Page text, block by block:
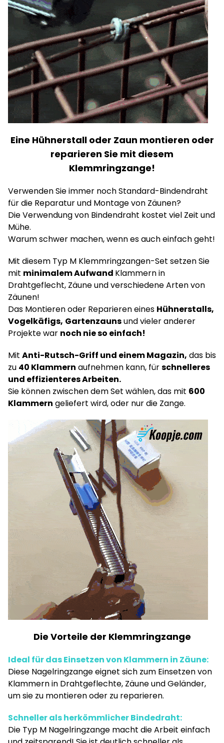
Eine Hühnerstall oder Zaun montieren oder
reparieren Sie mit diesem
Klemmringzange!
Verwenden Sie immer noch Standard-Bindendraht
für die Reparatur und Montage von Zäunen?
Die Verwendung von Bindendraht kostet viel Zeit und
Mühe.
Warum schwer machen, wenn es auch einfach geht!
Mit diesem Typ M Klemmringzangen-Set setzen Sie
mit minimalem Aufwand Klammern in
Drahtgeflecht, Zäune und verschiedene Arten von
Zäunen!
Das Montieren oder Reparieren eines Hühnerstalls,
Vogelkäfigs, Gartenzaunsund vieler anderer
Projekte war noch nie so einfach!
Mit Anti-Rutsch-Griff und einem Magazin, das bis
zu 40 Klammern aufnehmen kann, fürschnelleres
und effizienteres Arbeiten.
Sie können zwischen dem Set wählen, das mit 600
Klammern geliefert wird, oder nur die Zange.
Die Vorteile der Klemmringzange
Ideal für das Einsetzen von Klammern in Zäune:
Diese Nagelringzange eignet sich zum Einsetzen von
Klammern in Drahtgeflechte, Zäune und Geländer,
um sie zu montieren oder zu reparieren.
Schneller als herkömmlicher Bindedraht:
Die Typ M Nagelringzange macht die Arbeit einfach